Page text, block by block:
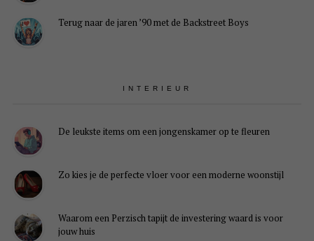
Terug naar de jaren ’90 met de Backstreet Boys
INTERIEUR
De leukste items om een jongenskamer op te fleuren
Zo kies je de perfecte vloer voor een moderne woonstijl
Waarom een Perzisch tapijt de investering waard is voor
jouw huis